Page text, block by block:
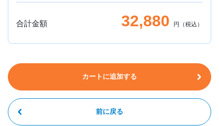
合計金額 32,880 円（税込）
カートに追加する
前に戻る